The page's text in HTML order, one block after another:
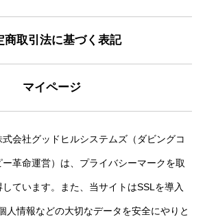
商取引法に基づく表記
マイページ
式会社グッドヒルシステムズ（ダビングコ
ー革命運営）は、プライバシーマークを取
しています。また、当サイトはSSLを導入
人情報などの大切なデータを安全にやりと